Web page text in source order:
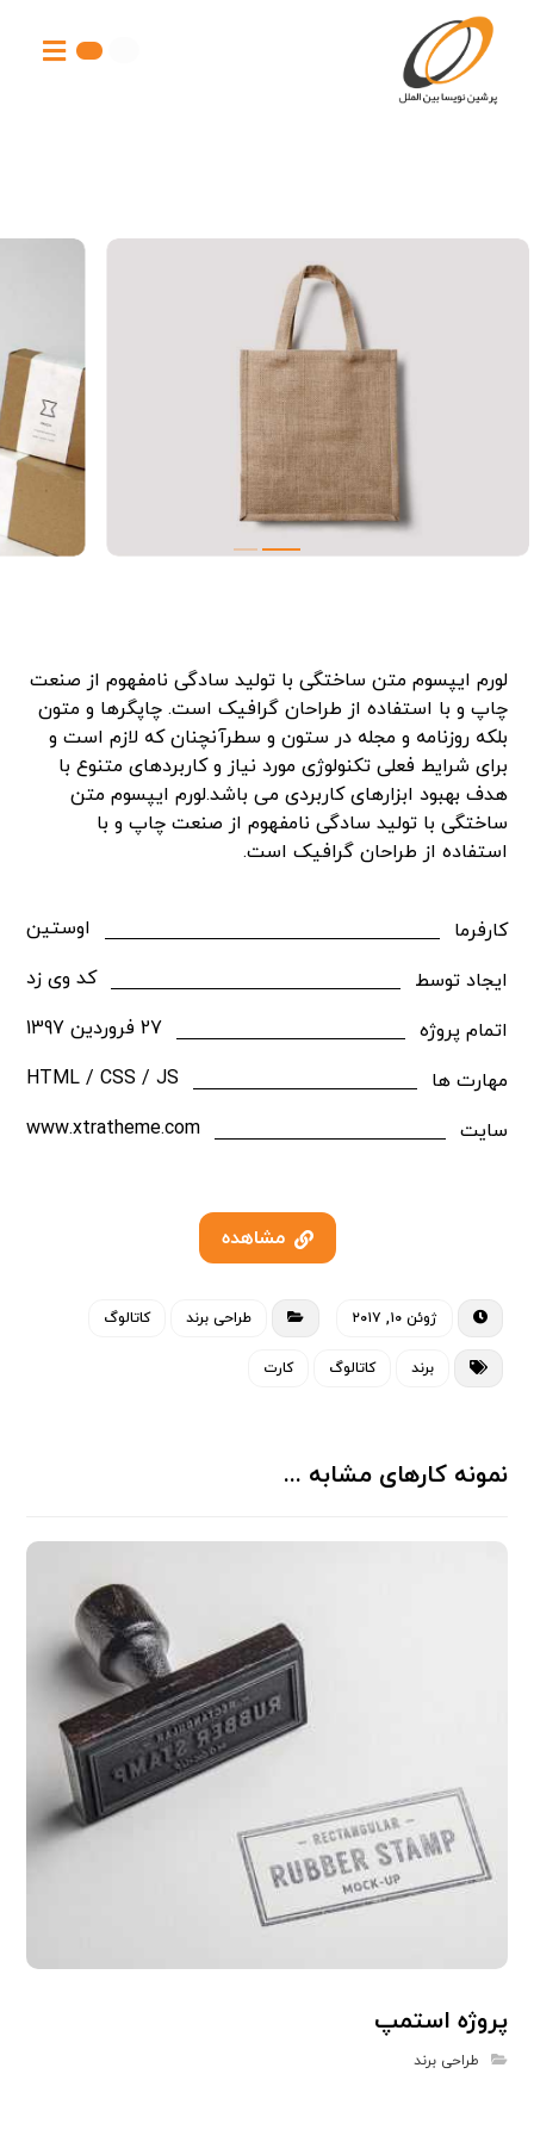
لورم ایپسوم متن ساختگی با تولید سادگی نامفهوم از صنعت
چاپ و با استفاده از طراحان گرافیک است. چاپگرها و متون
بلکه روزنامه و مجله در ستون و سطرآنچنان که لازم است و
برای شرایط فعلی تکنولوژی مورد نیاز و کاربردهای متنوع با
هدف بهبود ابزارهای کاربردی می باشد.لورم ایپسوم متن
ساختگی با تولید سادگی نامفهوم از صنعت چاپ و با
استفاده از طراحان گرافیک است.
کارفرما اوستین
ایجاد توسط کد وی زد
اتمام پروژه 27 فروردین 1397
مهارت ها HTML / CSS / JS
سایت www.xtratheme.com
مشاهده
ژوئن ۱۰, ۲۰۱۷ طراحی برند کاتالوگ
برند کاتالوگ کارت
نمونه کارهای مشابه ...
پروژه استمپ
طراحی برند